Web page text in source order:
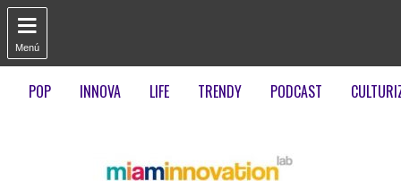

Menú
POP INNOVA LIFE TRENDY PODCAST